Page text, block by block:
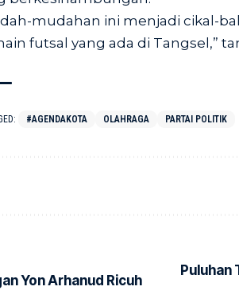
mudahan ini menjadi cikal-
futsal yang ada di Tangsel,”
#AGENDAKOTA OLAHRAGA PARTAI POLITIK
Yon Arhanud Ricuh
Puluhan